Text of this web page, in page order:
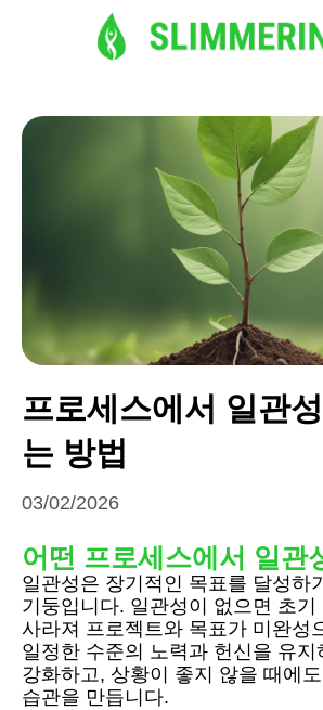
프로세스에서 일관
는 방법
03/02/2026
어떤 프로세스에서 일관
일관성은 장기적인 목표를 달성하
기둥입니다. 일관성이 없으면 초기
사라져 프로젝트와 목표가 미완성
일정한 수준의 노력과 헌신을 유
강화하고, 상황이 좋지 않을 때에
습관을 만듭니다.